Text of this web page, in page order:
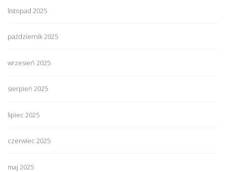
listopad 2025
październik 2025
wrzesień 2025
sierpień 2025
lipiec 2025
czerwiec 2025
maj 2025